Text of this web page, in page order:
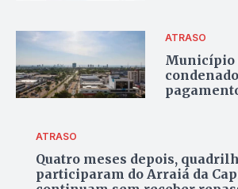
ATRASO
Município
ATRASO
Quatro meses depois,
participaram do Arraiá da